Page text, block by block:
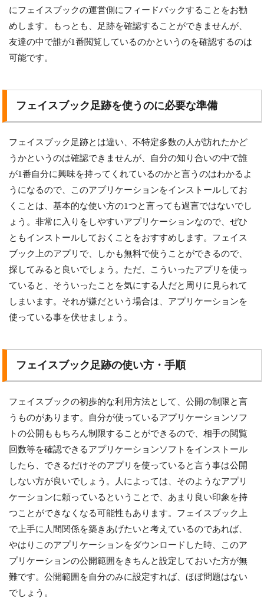
にフェイスブックの運営側にフィードバックすることをお勧
めします。もっとも、足跡を確認することができませんが、
友達の中で誰が1番閲覧しているのかというのを確認するのは
可能です。
フェイスブック足跡を使うのに必要な準備
フェイスブック足跡とは違い、不特定多数の人が訪れたかど
うかというのは確認できませんが、自分の知り合いの中で誰
が1番自分に興味を持ってくれているのかと言うのはわかるよ
うになるので、このアプリケーションをインストールしてお
くことは、基本的な使い方の1つと言っても過言ではないでし
ょう。非常に入りをしやすいアプリケーションなので、ぜひ
ともインストールしておくことをおすすめします。フェイス
ブック上のアプリで、しかも無料で使うことができるので、
探してみると良いでしょう。ただ、こういったアプリを使っ
ていると、そういったことを気にする人だと周りに見られて
しまいます。それが嫌だという場合は、アプリケーションを
使っている事を伏せましょう。
フェイスブック足跡の使い方・手順
フェイスブックの初歩的な利用方法として、公開の制限と言
うものがあります。自分が使っているアプリケーションソフ
トの公開ももちろん制限することができるので、相手の閲覧
回数等を確認できるアプリケーションソフトをインストール
したら、できるだけそのアプリを使っていると言う事は公開
しない方が良いでしょう。人によっては、そのようなアプリ
ケーションに頼っているということで、あまり良い印象を持
つことができなくなる可能性もあります。フェイスブック上
で上手に人間関係を築きあげたいと考えているのであれば、
やはりこのアプリケーションをダウンロードした時、このア
プリケーションの公開範囲をきちんと設定しておいた方が無
難です。公開範囲を自分のみに設定すれば、ほぼ問題はない
でしょう。